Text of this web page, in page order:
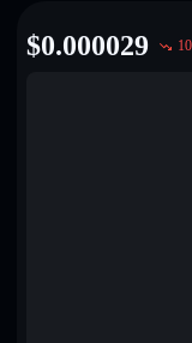
$0.000029